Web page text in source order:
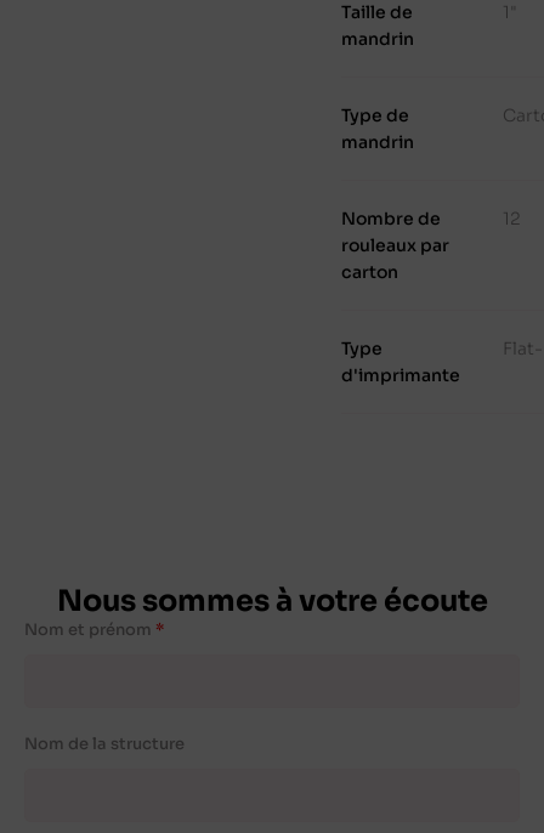
Taille de
mandrin
1"
Type de
mandrin
Nombre de
rouleaux par
carton
12
Type
d'imprimante
Nous sommes à votre écoute
Nom et prénom
Nom de la structure